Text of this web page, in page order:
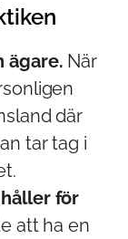
ägare. När
där
tar tag i
för
att ha en